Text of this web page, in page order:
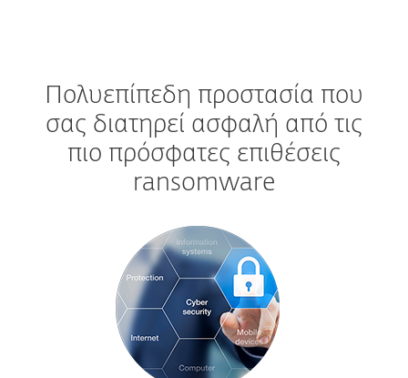
Πολυεπίπεδη προστασία που
σας διατηρεί ασφαλή από τις
πιο πρόσφατες επιθέσεις
ransomware